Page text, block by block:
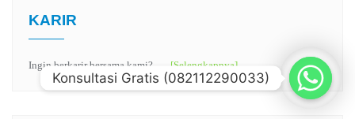
KARIR
Ingin berkarir bersama kami? … [Selengkapnya]
Konsultasi Gratis (082112290033)